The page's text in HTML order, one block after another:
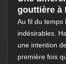
gouttière à
Au fil du temps
indésirables.
une intention
première fois